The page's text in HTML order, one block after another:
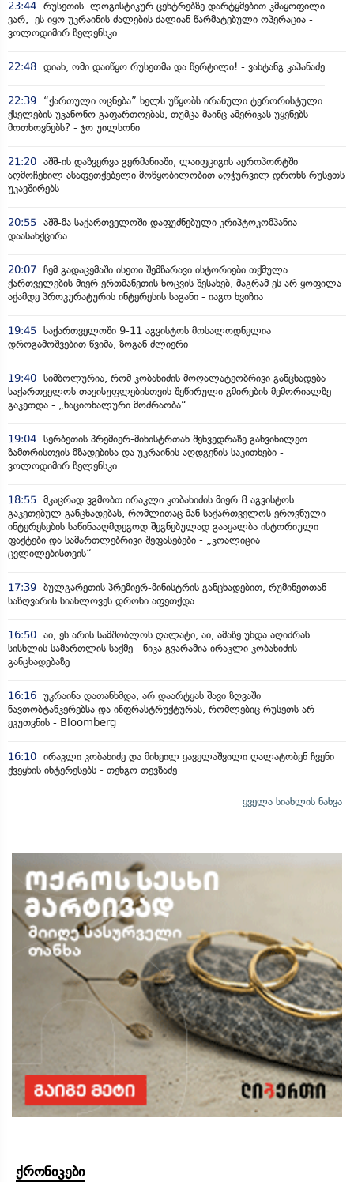
23:44 რუსეთის ლოგისტიკურ ცენტრებზე დარტყმებით კმაყოფილი
ვარ, ეს იყო უკრაინის ძალების ძალიან წარმატებული ოპერაცია -
ვოლოდიმირ ზელენსკი
22:48 დიახ, ომი დაიწყო რუსეთმა და წერტილი! - ვახტანგ კაპანაძე
22:39
“ქართული ოცნება” ხელს უწყობს ირანული ტერორისტული
ქსელების უკანონო გაფართოებას, თუმცა მაინც ამერიკას უყენებს
მოთხოვნებს? - ჯო უილსონი
21:20 აშშ-ის დაზვერვა გერმანიაში, ლაიფციგის აეროპორტში
აღმოჩენილ ასაფეთქებელი მოწყობილობით აღჭურვილ დრონს რუსეთს
უკავშირებს
20:55 აშშ-მა საქართველოში დაფუძნებული კრიპტოკომპანია
დაასანქცირა
20:07 ჩემ გადაცემაში ისეთი შემზარავი ისტორიები თქმულა
ქართველების მიერ ერთმანეთის ხოცვის შესახებ, მაგრამ ეს არ ყოფილა
აქამდე პროკურატურის ინტერესის საგანი - იაგო ხვიჩია
19:45 საქართველოში 9-11 აგვისტოს მოსალოდნელია
დროგამოშვებით წვიმა, ზოგან ძლიერი
19:40 სიმბოლურია, რომ კობახიძის მოღალატეობრივი განცხადება
საქართველოს თავისუფლებისთვის შეწირული გმირების მემორიალზე
გაკეთდა - „ნაციონალური მოძრაობა“
19:04 სერბეთის პრემიერ-მინისტრთან შეხვედრაზე განვიხილეთ
ზამთრისთვის მზადებისა და უკრაინის აღდგენის საკითხები -
ვოლოდიმირ ზელენსკი
18:55 მკაცრად ვგმობთ ირაკლი კობახიძის მიერ 8 აგვისტოს
გაკეთებულ განცხადებას, რომლითაც მან საქართველოს ეროვნული
ინტერესების საწინააღმდეგოდ შეგნებულად გააყალბა ისტორიული
ფაქტები და სამართლებრივი შეფასებები - „კოალიცია
ცვლილებისთვის“
17:39 ბულგარეთის პრემიერ-მინისტრის განცხადებით, რუმინეთთან
საზღვარის სიახლოვეს დრონი აფეთქდა
16:50 აი, ეს არის სამშობლოს ღალატი, აი, ამაზე უნდა აღიძრას
სისხლის სამართლის საქმე - ნიკა გვარამია ირაკლი კობახიძის
განცხადებაზე
16:16 უკრაინა დათანხმდა, არ დაარტყას შავი ზღვაში
ნავთობტანკერებსა და ინფრასტრუქტურას, რომლებიც რუსეთს არ
ეკუთვნის - Bloomberg
16:10 ირაკლი კობახიძე და მიხეილ ყაველაშვილი ღალატობენ ჩვენი
ქვეყნის ინტერესებს - თენგო თევზაძე
ყველა სიახლის ნახვა
ქრონიკები